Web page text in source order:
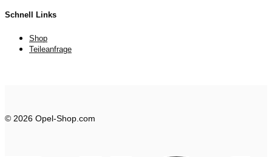
Schnell Links
Shop
Teileanfrage
© 2026 Opel-Shop.com